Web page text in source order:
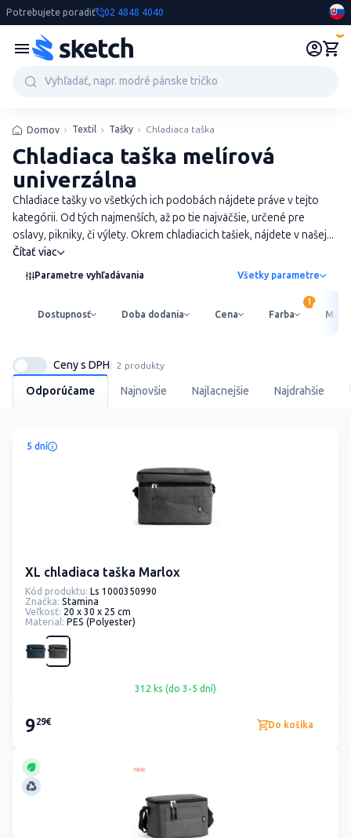
Potrebujete poradiť 02 4848 4040
Domov Textil Tašky Chladiaca taška
Chladiaca taška melírová
univerzálna
Chladiace tašky vo všetkých ich podobách nájdete práve v tejto
kategórii. Od tých najmenších, až po tie najväčšie, určené pre
oslavy, pikniky, či výlety. Okrem chladiacich tašiek, nájdete v našej...
Čítať viac
Parametre vyhľadávania Všetky parametre
Dostupnosť Doba dodania Cena Farba
Odporúčame Najnovšie Najlacnejšie Najdrahšie
Ceny s DPH 2 produkty
5 dní
XL chladiaca taška Marlox
Kód produktu: Ls 1000350990
Značka: Stamina
Veľkosť: 20 x 30 x 25 cm
Material: PES (Polyester)
312 ks (do 3-5 dní)
929€ Do košíka